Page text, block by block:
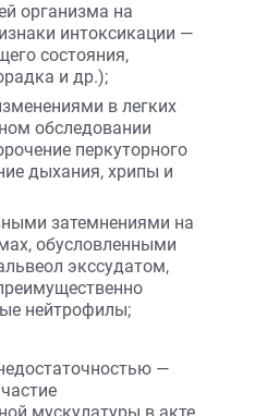
организма на
интоксикации —
состояния,
и др.);
в легких
обследовании
перкуторного
дыхания, хрипы и
затемнениями на
обусловленными
экссудатом,
нейтрофилы;
—